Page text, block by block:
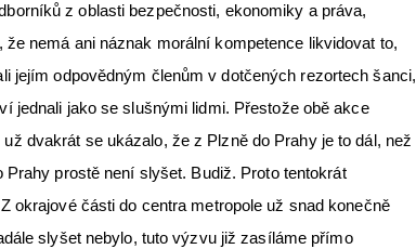
z oblasti bezpečnosti, ekonomiky a práva,
nemá ani náznak morální kompetence likvidovat to,
jejím odpovědným členům v dotčených rezortech šanci,
jednali jako se slušnými lidmi. Přestože obě akce
dvakrát se ukázalo, že z Plzně do Prahy je to dál, než
prostě není slyšet. Budiž. Proto tentokrát
okrajové části do centra metropole už snad konečně
slyšet nebylo, tuto výzvu již zasíláme přímo